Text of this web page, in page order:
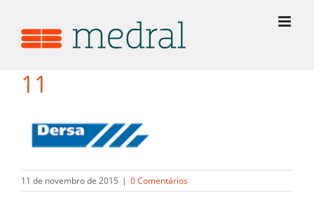
11
11 de novembro de 2015 | 0 Comentários